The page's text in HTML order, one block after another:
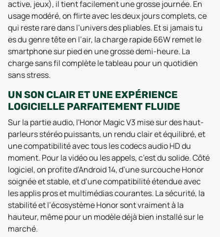
active, jeux), il tient facilement une grosse journée. En
usage modéré, on flirte avec les deux jours complets, ce
qui reste rare dans l’univers des pliables. Et si jamais tu
es du genre tête en l’air, la charge rapide 66W remet le
smartphone sur pied en une grosse demi-heure. La
charge sans fil complète le tableau pour un quotidien
sans stress.
UN SON CLAIR ET UNE EXPÉRIENCE
LOGICIELLE PARFAITEMENT FLUIDE
Sur la partie audio, l'Honor Magic V3 mise sur des haut-
parleurs stéréo puissants, un rendu clair et équilibré, et
une compatibilité avec tous les codecs audio HD du
moment. Pour la vidéo ou les appels, c’est du solide. Côté
logiciel, on profite d’Android 14, d’une surcouche Honor
soignée et stable, et d’une compatibilité étendue avec
les applis pros et multimédias courantes. La sécurité, la
stabilité et l’écosystème Honor sont vraiment à la
hauteur, même pour un modèle déjà bien installé sur le
marché.